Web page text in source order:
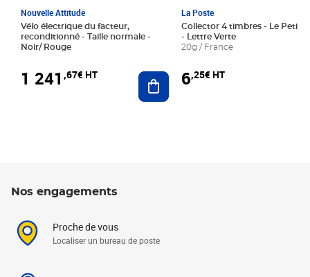
Nouvelle Attitude
Vélo électrique du facteur,
reconditionné - Taille normale -
Noir/ Rouge
1 241 ,67€ HT Ajouter au panier
La Poste
Collector 4 timbres - Le Petit
- Lettre Verte
20g / France
6,25€ HT
Nos engagements
Proche de vous
Localiser un bureau de poste